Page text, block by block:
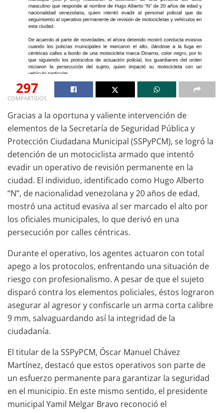
297
COMPARTIDOS
Gracias a la oportuna y valiente intervención de
elementos de la Secretaría de Seguridad Pública y
Protección Ciudadana Municipal (SSPyPCM), se logró la
detención de un motociclista armado que intentó
evadir un operativo de revisión permanente en la
ciudad. El individuo, identificado como Hugo Alberto
“N”, de nacionalidad venezolana y 20 años de edad,
mostró una actitud evasiva al ser marcado el alto por
los oficiales municipales, lo que derivó en una
persecución por calles céntricas.
Durante el operativo, los agentes actuaron con total
apego a los protocolos, enfrentando una situación de
riesgo con profesionalismo. A pesar de que el sujeto
disparó contra los elementos policiales, éstos lograron
asegurar al agresor y confiscarle un arma corta calibre
9 mm, salvaguardando así la integridad de la
ciudadanía.
El titular de la SSPyPCM, Óscar Manuel Chávez
Martínez, destacó que estos operativos son parte de
un esfuerzo permanente para garantizar la seguridad
en el municipio. En este mismo sentido, el presidente
municipal Yamil Melgar Bravo reconoció el